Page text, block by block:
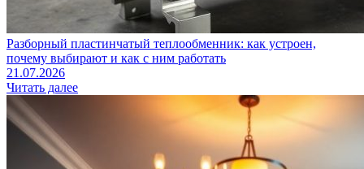
Разборный пластинчатый теплообменник: как устроен,
почему выбирают и как с ним работать
21.07.2026
Читать далее